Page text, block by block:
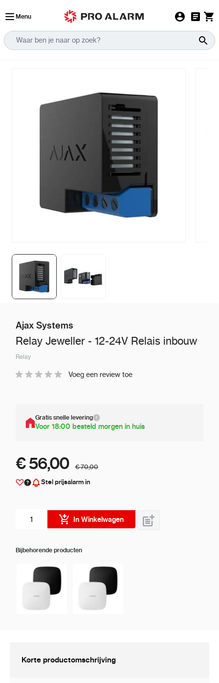
Menu
Ajax Systems
Relay Jeweller - 12-24V Relais inbouw
Relay
Voeg een review toe
Gratis snelle levering
Voor 18:00 besteld morgen in huis
€ 56,00 € 70,00
Stel prijsalarm in
In Winkelwagen
Bijbehorende producten
Korte productomschrijving